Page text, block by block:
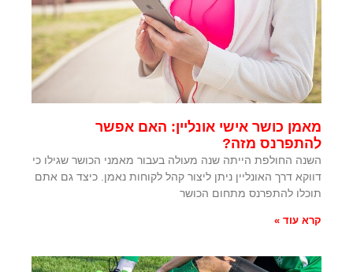
מאמן כושר אישי אונליין: האם אפשר
להתפרנס מזה?
השנה החולפת הייתה שנה מעולה בעבור מאמני הכושר שגילו כי
דווקא דרך האונליין ניתן ליצור קהל לקוחות נאמן. כיצד גם אתם
תוכלו להתפרנס מתחום הכושר
קרא עוד »